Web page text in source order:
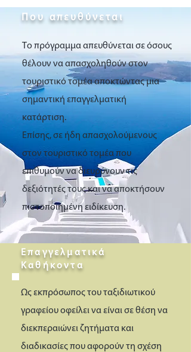
Που απευθύνεται
Το πρόγραμμα απευθύνεται σε όσους
θέλουν να απασχοληθούν στον
τουριστικό τομέα αποκτώντας μια
σημαντική επαγγελματική
κατάρτιση.
Επίσης, σε ήδη απασχολούμενους
στον τουριστικό τομέα που
επιθυμούν να διευρύνουν τις
δεξιότητές τους και να αποκτήσουν
πιστοποιημένη ειδίκευση.
Επαγγελματικά
Καθήκοντα
Ως εκπρόσωπος του ταξιδιωτικού
γραφείου οφείλει να είναι σε θέση να
διεκπεραιώνει ζητήματα και
διαδικασίες που αφορούν τη σχέση